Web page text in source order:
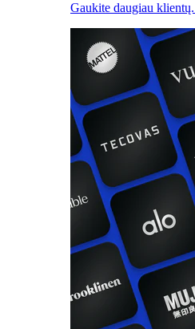
Gaukite daugiau